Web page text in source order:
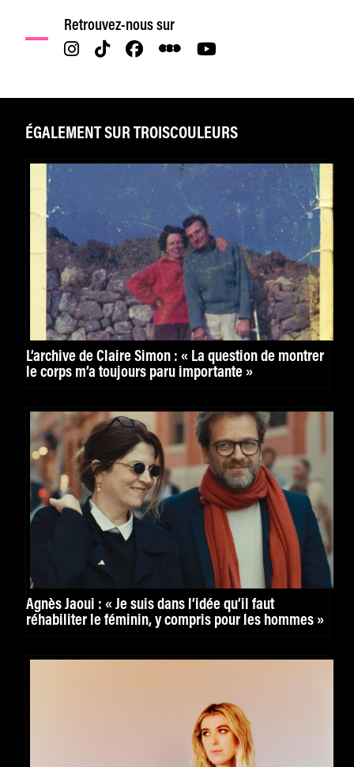
Retrouvez-nous sur
ÉGALEMENT SUR TROISCOULEURS
L’archive de Claire Simon : « La question de montrer
le corps m’a toujours paru importante »
Agnès Jaoui : « Je suis dans l’idée qu’il faut
réhabiliter le féminin, y compris pour les hommes »